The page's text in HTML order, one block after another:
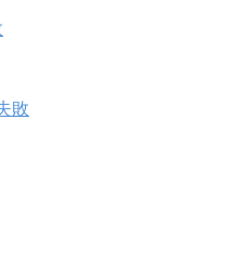
敗